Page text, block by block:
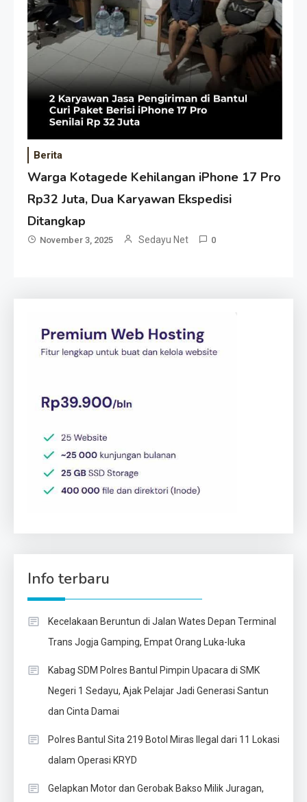
Berita
Warga Kotagede Kehilangan iPhone 17 Pro
Rp32 Juta, Dua Karyawan Ekspedisi
Ditangkap
November 3, 2025 Sedayu Net 0
Info terbaru
Kecelakaan Beruntun di Jalan Wates Depan Terminal
Trans Jogja Gamping, Empat Orang Luka-luka
Kabag SDM Polres Bantul Pimpin Upacara di SMK
Negeri 1 Sedayu, Ajak Pelajar Jadi Generasi Santun
dan Cinta Damai
Polres Bantul Sita 219 Botol Miras Ilegal dari 11 Lokasi
dalam Operasi KRYD
Gelapkan Motor dan Gerobak Bakso Milik Juragan,